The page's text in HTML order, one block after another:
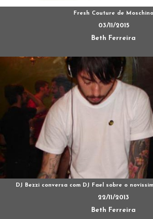
Fresh Couture de Moschino
03/11/2015
Beth Ferreira
DJ Bezzi conversa com DJ Fael sobre o
22/11/2013
Beth Ferreira